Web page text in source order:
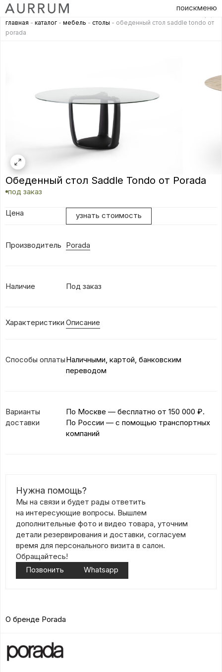
поискменю
главная - каталог - мебель - столы - обеденный стол saddle tondo от
porada
Обеденный стол Saddle Tondo от Porada
под заказ
Цена узнать стоимость
Производитель Porada
Наличие Под заказ
Характеристики Описание
Способы оплатыНаличными, картой, банковским
переводом
Варианты
доставки
По Москве — бесплатно от 150 000 ₽.
По России — с помощью транспортных
компаний
Нужна помощь?
Мы на связи и будет рады ответить
на интересующие вопросы. Вышлем
дополнительные фото и видео товара, уточним
детали резервирования и доставки, согласуем
время для персонального визита в салон.
Обращайтесь!
Позвонить
Whatsapp
О бренде Porada